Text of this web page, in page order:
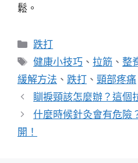
鬆。
分
類
跌打
標
籤
健康小技巧 、 拉筋 、整
緩解方法 、 跌打 、 頸部疼痛
瞓捩頸該怎麼辦？這個
什麼時候針灸會有危險
開！